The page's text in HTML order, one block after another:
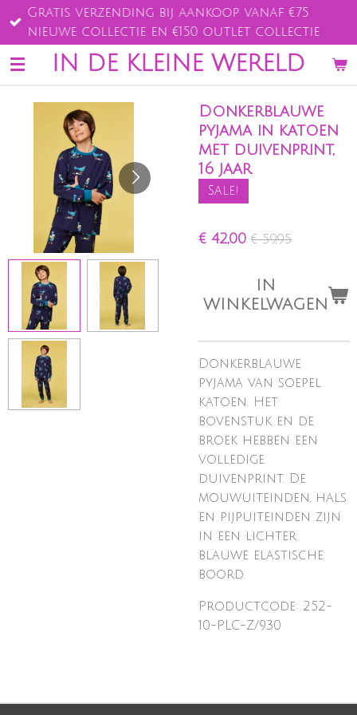
Ga
direct
naar
de
IN DE KLEINE WERELD
Gratis verzending bij aankoop vanaf €75
nieuwe collectie en €150 outlet collectie
Donkerblauwe
pyjama in katoen
met duivenprint,
16 jaar
Sale!
€ 42,00 € 59,95
IN
WINKELWAGEN
Donkerblauwe
pyjama van soepel
katoen. Het
bovenstuk en de
broek hebben een
volledige
duivenprint. De
mouwuiteinden, hals
en pijpuiteinden zijn
in een lichter
blauwe elastische
boord.
Productcode: 252-
10-PLC-Z/930